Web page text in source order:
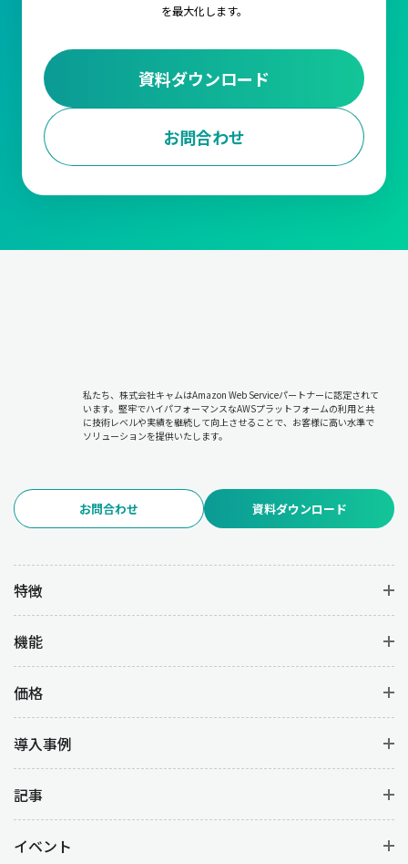
を最大化します。
資料ダウンロード
お問合わせ
私たち、株式会社キャムはAmazon Web Serviceパートナーに認定されて
います。堅牢でハイパフォーマンスなAWSプラットフォームの利用と共
に技術レベルや実績を継続して向上させることで、お客様に高い水準で
ソリューションを提供いたします。
お問合わせ 資料ダウンロード
特徴
機能
価格
導入事例
記事
イベント